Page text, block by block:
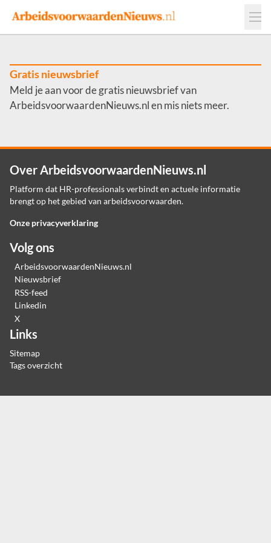
Events
Adverteren
Werkgevers
Contact
Gratis nieuwsbrief
Meld je aan voor de gratis nieuwsbrief van
ArbeidsvoorwaardenNieuws.nl en mis niets meer.
Over ArbeidsvoorwaardenNieuws.nl
Platform dat HR-professionals verbindt en actuele informatie
brengt op het gebied van arbeidsvoorwaarden.
Onze privacyverklaring
Volg ons
ArbeidsvoorwaardenNieuws.nl
Nieuwsbrief
RSS-feed
Linkedin
X
Links
Sitemap
Tags overzicht